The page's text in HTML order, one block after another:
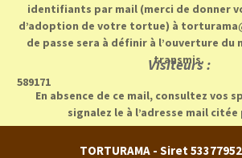
identifiants par mail (merci de donner
d’adoption de votre tortue) à
de passe sera à définir à l’ouverture du
transmis.
En absence de ce mail, consultez vos
signalez le à l’adresse mail
Visiteurs :
589171
TORTURAMA - Siret